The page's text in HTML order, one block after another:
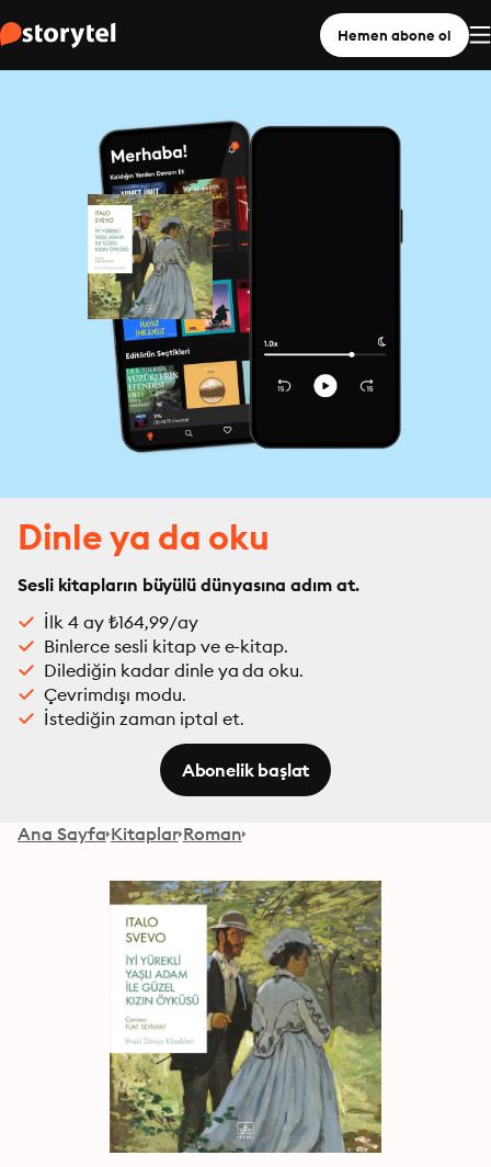
Hemen abone ol
Dinle ya da oku
Sesli kitapların büyülü dünyasına adım at.
İlk 4 ay ₺164,99/ay
Binlerce sesli kitap ve e-kitap.
Dilediğin kadar dinle ya da oku.
Çevrimdışı modu.
İstediğin zaman iptal et.
Abonelik başlat
Ana Sayfa Kitaplar Roman